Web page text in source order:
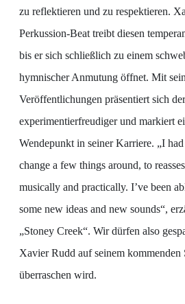
zu reflektieren und zu respektieren.
Perkussion-Beat treibt diesen
bis er sich schließlich zu einem
hymnischer Anmutung öffnet. Mit
Veröffentlichungen präsentiert sich
experimentierfreudiger und markiert
Wendepunkt in seiner Karriere. „I had
change a few things around, to
musically and practically. I’ve been
some new ideas and new sounds“,
„Stoney Creek“. Wir dürfen also
Xavier Rudd auf seinem kommenden
überraschen wird.